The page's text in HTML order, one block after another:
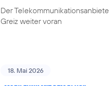
Der
Greiz weiter voran
18. Mai 2026